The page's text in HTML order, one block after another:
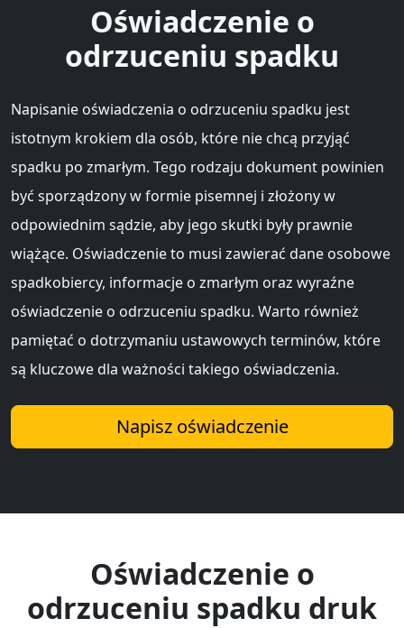
Oświadczenie o
odrzuceniu spadku
Napisanie oświadczenia o odrzuceniu spadku jest
istotnym krokiem dla osób, które nie chcą przyjąć
spadku po zmarłym. Tego rodzaju dokument powinien
być sporządzony w formie pisemnej i złożony w
odpowiednim sądzie, aby jego skutki były prawnie
wiążące. Oświadczenie to musi zawierać dane osobowe
spadkobiercy, informacje o zmarłym oraz wyraźne
oświadczenie o odrzuceniu spadku. Warto również
pamiętać o dotrzymaniu ustawowych terminów, które
są kluczowe dla ważności takiego oświadczenia.
Napisz oświadczenie
Oświadczenie o
odrzuceniu spadku druk